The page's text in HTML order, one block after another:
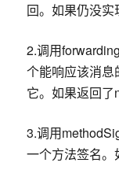
回。如果仍没实
2.调用
个能响应该消
它。如果返回了
3.调用
一个方法签名